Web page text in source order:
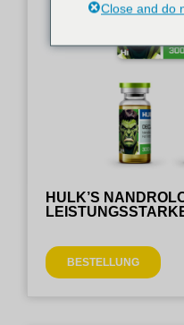
HULK’S
BESTELLUNG
Close and do